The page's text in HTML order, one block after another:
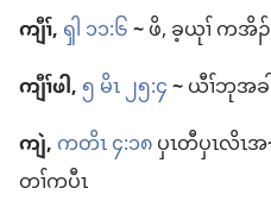
ကျီၢ်,ၡါ ၁၁:၆~ဖိ, ခ့ယုၢ် ကအိ
ကျီၢ်​ဖါ,၅ မိၤ ၂၅:၄~ယီၢ်​ဘု​အခ
ကျဲ,ကတိၤ ၄:၁၈ပှၤတီ​ပှၤလိၤ​အ
တၢ်​ကပီၤ